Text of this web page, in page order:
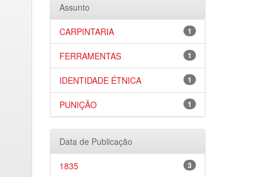
Assunto
1
CARPINTARIA
1
FERRAMENTAS
1
IDENTIDADE ÉTNICA
1
PUNIÇÃO
Data de Publicação
3
1835